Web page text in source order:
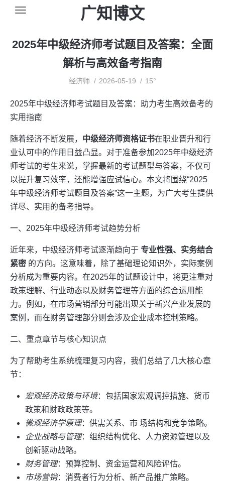
广知博文
2025年中级经济师考试题目及答案：全面
解析与高效备考指南
经济师 2026-05-19 15°
2025年中级经济师考试题目及答案：助力考生高效备考的
实用指南
随着经济不断发展， 中级经济师资格证书在职业晋升和行
业认可中的作用日益凸显。对于准备参加2025年中级经济
师考试的考生来说，掌握最新的考试题型与答案，不仅可
以提升复习效率，还能增强应试信心。本文将围绕“2025
年中级经济师考试题目及答案”这一主题，为广大考生提供
详尽、实用的备考指导。
一、2025年中级经济师考试趋势分析
近年来，中级经济师考试逐渐趋向于 专业性强、实务结合
紧密 的方向。这意味着，除了基础理论知识外，实际案例
分析成为重要内容。在2025年的试题设计中，将更注重对
政策理解、行业动态以及财务管理等方面的综合运用能
力。例如，在市场营销部分可能出现关于新兴产业发展的
案例，而在财务管理部分则会涉及企业成本控制策略。
二、重点章节与核心知识点
为了帮助考生系统梳理复习内容，我们总结了几大核心章
节：
宏观经济政策与环境：包括国家宏观调控措施、货币
政策和财政政策等。
微观经济学原理：供需关系、市 场结构和竞争策略。
企业战略与管理：组织结构优化、人力资源管理以及
创新驱动战略。
财务管理：预算控制、资金运营和风险评估。
市场营销：消费者行为分析、新产品推广策略。